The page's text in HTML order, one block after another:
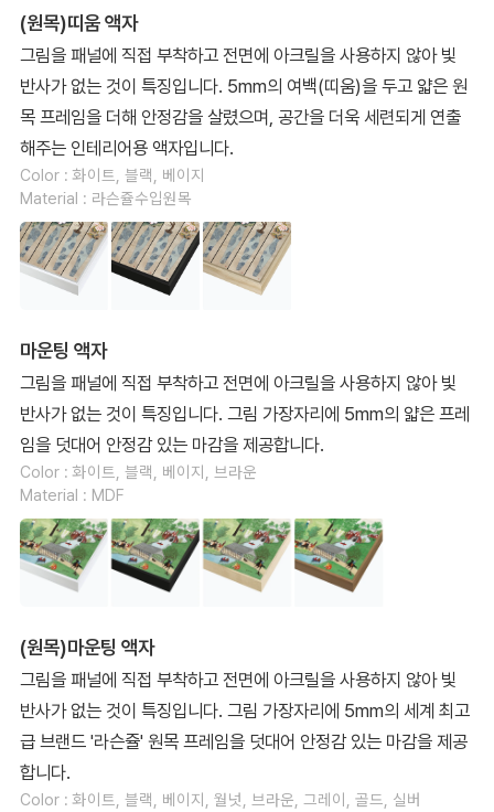
(원목)띠움 액자
그림을 패널에 직접 부착하고 전면에 아크릴을 사용하지 않아 빛
반사가 없는 것이 특징입니다. 5mm의 여백(띠움)을 두고 얇은 원
목 프레임을 더해 안정감을 살렸으며, 공간을 더욱 세련되게 연출
해주는 인테리어용 액자입니다.
Color : 화이트, 블랙, 베이지
Material : 라슨쥴수입원목
마운팅 액자
그림을 패널에 직접 부착하고 전면에 아크릴을 사용하지 않아 빛
반사가 없는 것이 특징입니다. 그림 가장자리에 5mm의 얇은 프레
임을 덧대어 안정감 있는 마감을 제공합니다.
Color : 화이트, 블랙, 베이지, 브라운
Material : MDF
(원목)마운팅 액자
그림을 패널에 직접 부착하고 전면에 아크릴을 사용하지 않아 빛
반사가 없는 것이 특징입니다. 그림 가장자리에 5mm의 세계 최고
급 브랜드 '라슨쥴' 원목 프레임을 덧대어 안정감 있는 마감을 제공
합니다.
Color : 화이트, 블랙, 베이지, 월넛, 브라운, 그레이, 골드, 실버